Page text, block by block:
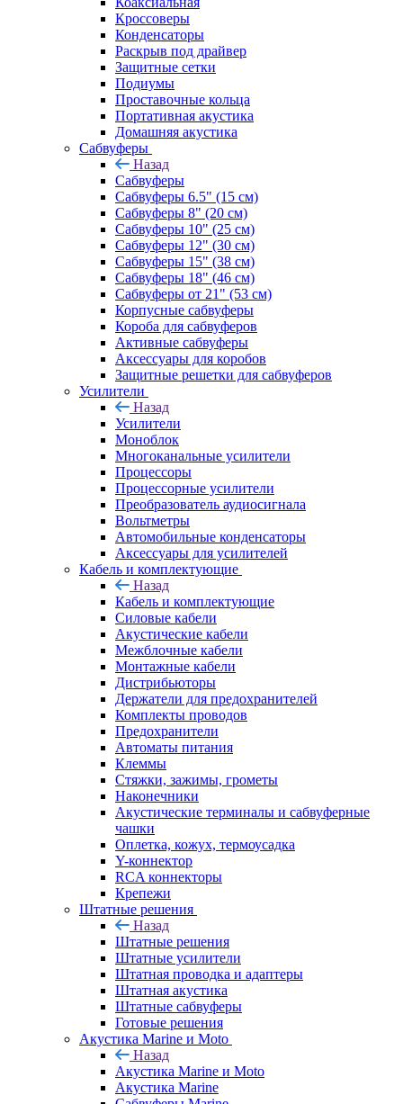
Кроссоверы
Конденсаторы
Раскрыв под драйвер
Защитные сетки
Подиумы
Проставочные кольца
Портативная акустика
Домашняя акустика
Сабвуферы
Назад
Сабвуферы
Сабвуферы 6.5" (15 см)
Сабвуферы 8" (20 см)
Сабвуферы 10" (25 см)
Сабвуферы 12" (30 см)
Сабвуферы 15" (38 см)
Сабвуферы 18" (46 см)
Сабвуферы от 21" (53 см)
Корпусные сабвуферы
Короба для сабвуферов
Активные сабвуферы
Аксессуары для коробов
Защитные решетки для сабвуферов
Усилители
Назад
Усилители
Моноблок
Многоканальные усилители
Процессоры
Процессорные усилители
Преобразователь аудиосигнала
Вольтметры
Автомобильные конденсаторы
Аксессуары для усилителей
Кабель и комплектующие
Назад
Кабель и комплектующие
Силовые кабели
Акустические кабели
Межблочные кабели
Монтажные кабели
Дистрибьюторы
Держатели для предохранителей
Комплекты проводов
Предохранители
Автоматы питания
Клеммы
Стяжки, зажимы, грометы
Наконечники
Акустические терминалы и сабвуферные
чашки
Оплетка, кожух, термоусадка
Y-коннектор
RCA коннекторы
Крепежи
Штатные решения
Назад
Штатные решения
Штатные усилители
Штатная проводка и адаптеры
Штатная акустика
Штатные сабвуферы
Готовые решения
Акустика Marine и Moto
Назад
Акустика Marine и Moto
Акустика Marine